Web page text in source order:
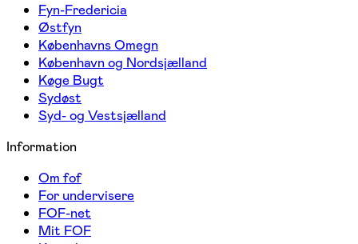
Fyn-Fredericia
Østfyn
Københavns Omegn
København og Nordsjælland
Køge Bugt
Sydøst
Syd- og Vestsjælland
Information
Om fof
For undervisere
FOF-net
Mit FOF